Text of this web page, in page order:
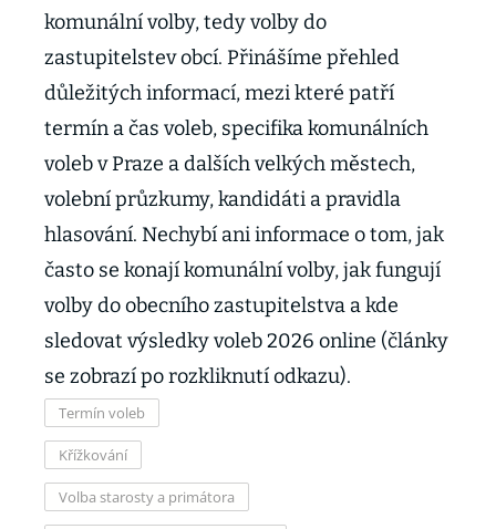
komunální volby, tedy volby do
zastupitelstev obcí. Přinášíme přehled
důležitých informací, mezi které patří
termín a čas voleb, specifika komunálních
voleb v Praze a dalších velkých městech,
volební průzkumy, kandidáti a pravidla
hlasování. Nechybí ani informace o tom, jak
často se konají komunální volby, jak fungují
volby do obecního zastupitelstva a kde
sledovat výsledky voleb 2026 online (články
se zobrazí po rozkliknutí odkazu).
Termín voleb
Křížkování
Volba starosty a primátora